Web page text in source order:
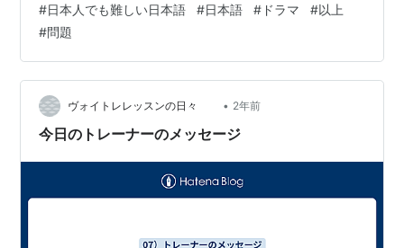
の数字を含みます。 20歳以上は20歳を含みます。 一方
で、20歳より上と言われると20歳は含むのか含まないの
かさらに微妙になります。 が、この問題はまた次の機会
に。 さて、問題に戻ります。 6歳以上は有料 これは、6
歳も有料であり、逆に5歳以下（6歳未満）は無料である
ことを伝え…
#日本人でも難しい日本語 #日本語 # ドラマ #以上
#問題
ヴォイトレレッスンの日々 • 2年前
今日のトレーナーのメッセージ